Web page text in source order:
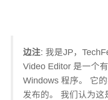
边注: 我是JP，
Video Editor 是一个
Windows 程序。 它
发布的。 我们认为